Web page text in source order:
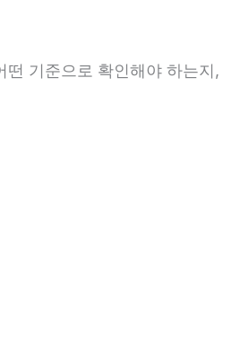
기준으로 확인해야 하는지,